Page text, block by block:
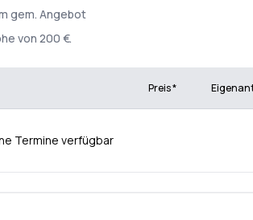
gem. Angebot
von 200 €.
Preis *
Termine verfügbar